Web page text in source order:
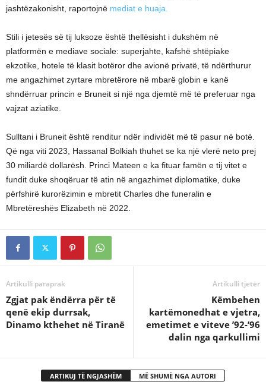
jashtëzakonisht, raportojnë mediat e huaja.
Stili i jetesës së tij luksoze është thellësisht i dukshëm në
platformën e mediave sociale: superjahte, kafshë shtëpiake
ekzotike, hotele të klasit botëror dhe avionë privatë, të ndërthurur
me angazhimet zyrtare mbretërore në mbarë globin e kanë
shndërruar princin e Bruneit si një nga djemtë më të preferuar nga
vajzat aziatike.
Sulltani i Bruneit është renditur ndër individët më të pasur në botë.
Që nga viti 2023, Hassanal Bolkiah thuhet se ka një vlerë neto prej
30 miliardë dollarësh. Princi Mateen e ka fituar famën e tij vitet e
fundit duke shoqëruar të atin në angazhimet diplomatike, duke
përfshirë kurorëzimin e mbretit Charles dhe funeralin e
Mbretëreshës Elizabeth në 2022.
Artikulli paraprak
Zgjat pak ëndërra për të
qenë ekip durrsak,
Dinamo kthehet në Tiranë
Artikulli tjetër
Këmbehen
kartëmonedhat e vjetra,
emetimet e viteve ’92-’96
dalin nga qarkullimi
ARTIKUJ TË NGJASHËM MË SHUMË NGA AUTORI